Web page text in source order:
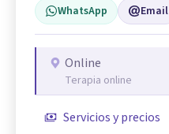
WhatsApp Email
Online
Terapia online
Servicios y precios